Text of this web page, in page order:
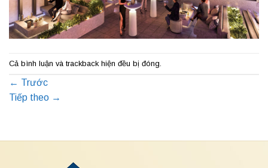
Cả bình luận và trackback hiện đều bị đóng.
← Trước
Tiếp theo →